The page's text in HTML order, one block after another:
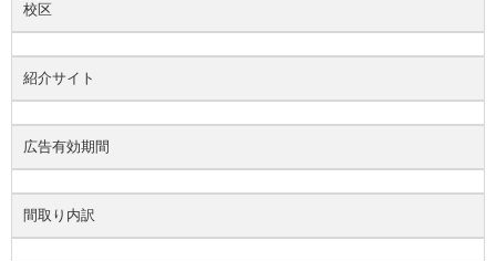
校区
紹介サイト
広告有効期間
間取り内訳